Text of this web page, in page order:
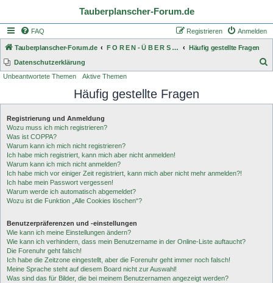
Tauberplanscher-Forum.de
FAQ Anmelden
Registrieren
Tauberplanscher-Forum.de F O R E N - Ü B E R S I C H T
Häufig gestellte Fragen
Datenschutzerklärung
h
Unbeantwortete Themen Aktive Themen
Häufig gestellte Fragen
Registrierung und Anmeldung
Wozu muss ich mich registrieren?
Was ist COPPA?
Warum kann ich mich nicht registrieren?
Ich habe mich registriert, kann mich aber nicht anmelden!
Warum kann ich mich nicht anmelden?
Ich habe mich vor einiger Zeit registriert, kann mich aber nicht mehr anmelden?!
Ich habe mein Passwort vergessen!
Warum werde ich automatisch abgemeldet?
Wozu ist die Funktion „Alle Cookies löschen“?
Benutzerpräferenzen und -einstellungen
Wie kann ich meine Einstellungen ändern?
Wie kann ich verhindern, dass mein Benutzername in der Online-Liste auftaucht?
Die Forenuhr geht falsch!
Ich habe die Zeitzone eingestellt, aber die Forenuhr geht immer noch falsch!
Meine Sprache steht auf diesem Board nicht zur Auswahl!
Was sind das für Bilder, die bei meinem Benutzernamen angezeigt werden?